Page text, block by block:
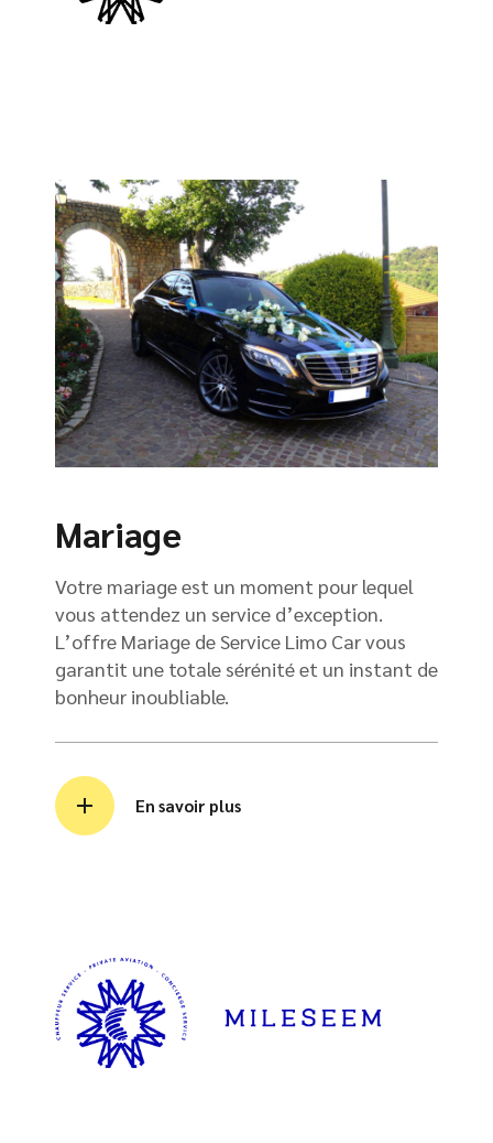
Mariage
Votre mariage est un moment pour lequel
vous attendez un service d’exception.
L’offre Mariage de Service Limo Car vous
garantit une totale sérénité et un instant de
bonheur inoubliable.
En savoir plus